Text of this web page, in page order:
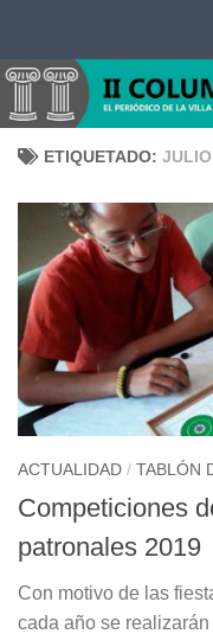
ETIQUETADO:
ACTUALIDAD / TABLÓN
Competiciones
patronales 2019
Con motivo de las
cada año se